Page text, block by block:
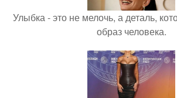
Улыбка - это не мелочь, а деталь,
образ человека.